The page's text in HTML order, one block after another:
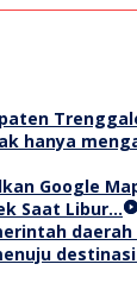
Google
Saat Libur…